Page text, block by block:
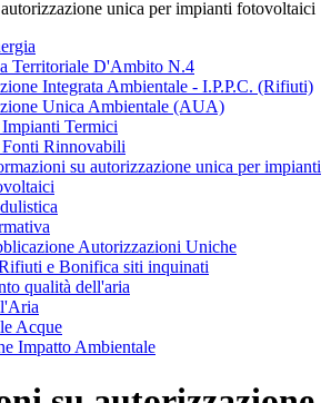
unica per impianti fotovoltaici
Territoriale D'Ambito N.4
Integrata Ambientale - I.P.P.C. (Rifiuti)
Unica Ambientale (AUA)
Termici
Fonti Rinnovabili
su autorizzazione unica per impianti
Autorizzazioni Uniche
e Bonifica siti inquinati
qualità dell'aria
Acque
Impatto Ambientale